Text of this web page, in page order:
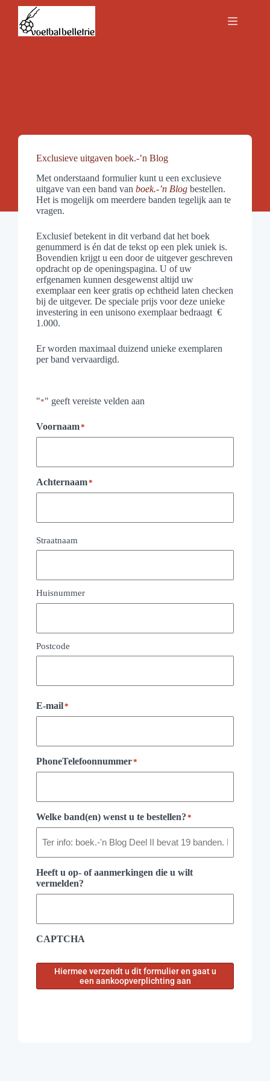
inhoud
Exclusieve uitgaven boek.-’n Blog
Met onderstaand formulier kunt u een exclusieve
uitgave van een band van boek.-’n Blog bestellen.
Het is mogelijk om meerdere banden tegelijk aan te
vragen.
Exclusief betekent in dit verband dat het boek
genummerd is én dat de tekst op een plek uniek is.
Bovendien krijgt u een door de uitgever geschreven
opdracht op de openingspagina. U of uw
erfgenamen kunnen desgewenst altijd uw
exemplaar een keer gratis op echtheid laten checken
bij de uitgever. De speciale prijs voor deze unieke
investering in een unisono exemplaar bedraagt €
1.000.
Er worden maximaal duizend unieke exemplaren
per band vervaardigd.
"*" geeft vereiste velden aan
Voornaam*
Achternaam*
Adres *
Straatnaam
Huisnummer
Postcode
E-mail*
PhoneTelefoonnummer*
Welke band(en) wenst u te bestellen? *
Heeft u op- of aanmerkingen die u wilt
vermelden?
CAPTCHA
Hiermee verzendt u dit formulier en gaat u
een aankoopverplichting aan